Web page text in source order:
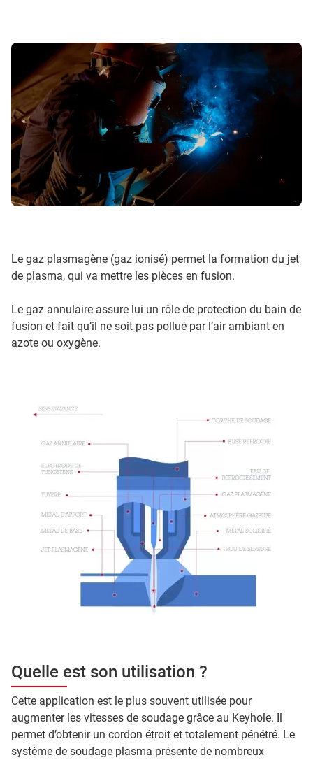
Le gaz plasmagène (gaz ionisé) permet la formation du jet
de plasma, qui va mettre les pièces en fusion.
Le gaz annulaire assure lui un rôle de protection du bain de
fusion et fait qu’il ne soit pas pollué par l’air ambiant en
azote ou oxygène.
Quelle est son utilisation ?
Cette application est le plus souvent utilisée pour
augmenter les vitesses de soudage grâce au Keyhole. Il
permet d’obtenir un cordon étroit et totalement pénétré. Le
système de soudage plasma présente de nombreux